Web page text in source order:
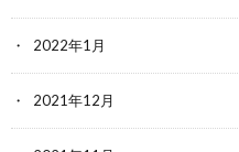
2022年1月
2021年12月